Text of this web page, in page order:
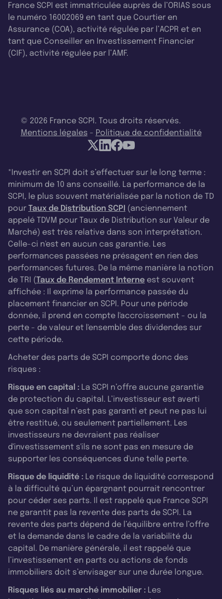
France SCPI est immatriculée auprès de l’ORIAS sous
le numéro 16002069 en tant que Courtier en
Assurance (COA), activité régulée par l’ACPR et en
tant que Conseiller en Investissement Financier
(CIF), activité régulée par l’AMF.
© 2026 France SCPI. Tous droits réservés.
Mentions légales - Politique de confidentialité
*Investir en SCPI doit s’effectuer sur le long terme :
minimum de 10 ans conseillé. La performance de la
SCPI, le plus souvent matérialisée par la notion de TD
pour Taux de Distribution SCPI (anciennement
appelé TDVM pour Taux de Distribution sur Valeur de
Marché) est très relative dans son interprétation.
Celle-ci n'est en aucun cas garantie. Les
performances passées ne présagent en rien des
performances futures. De la même manière la notion
de TRI (Taux de Rendement Interne est souvent
affichée : Il exprime la performance passée du
placement financier en SCPI. Pour une période
donnée, il prend en compte l'accroissement - ou la
perte - de valeur et l'ensemble des dividendes sur
cette période.
Acheter des parts de SCPI comporte donc des
risques :
Risque en capital : La SCPI n’offre aucune garantie
de protection du capital. L’investisseur est averti
que son capital n’est pas garanti et peut ne pas lui
être restitué, ou seulement partiellement. Les
investisseurs ne devraient pas réaliser
d'investissement s'ils ne sont pas en mesure de
supporter les conséquences d'une telle perte.
Risque de liquidité : Le risque de liquidité correspond
à la difficulté qu’un épargnant pourrait rencontrer
pour céder ses parts. Il est rappelé que France SCPI
ne garantit pas la revente des parts de SCPI. La
revente des parts dépend de l’équilibre entre l’offre
et la demande dans le cadre de la variabilité du
capital. De manière générale, il est rappelé que
l’investissement en parts ou actions de fonds
immobiliers doit s’envisager sur une durée longue.
Risques liés au marché immobilier : Les